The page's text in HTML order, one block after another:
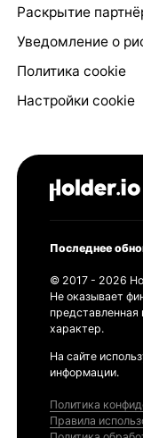
Раскрытие
Уведомление о
Политика cookie
Настройки cookie
Последнее
© 2017 - 2026
Не оказывает
представленная
характер.
На сайте
информации.
Политика
Правила